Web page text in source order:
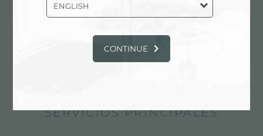
SERVICIOS PRINCIPALES
ENGLISH
CONTINUE